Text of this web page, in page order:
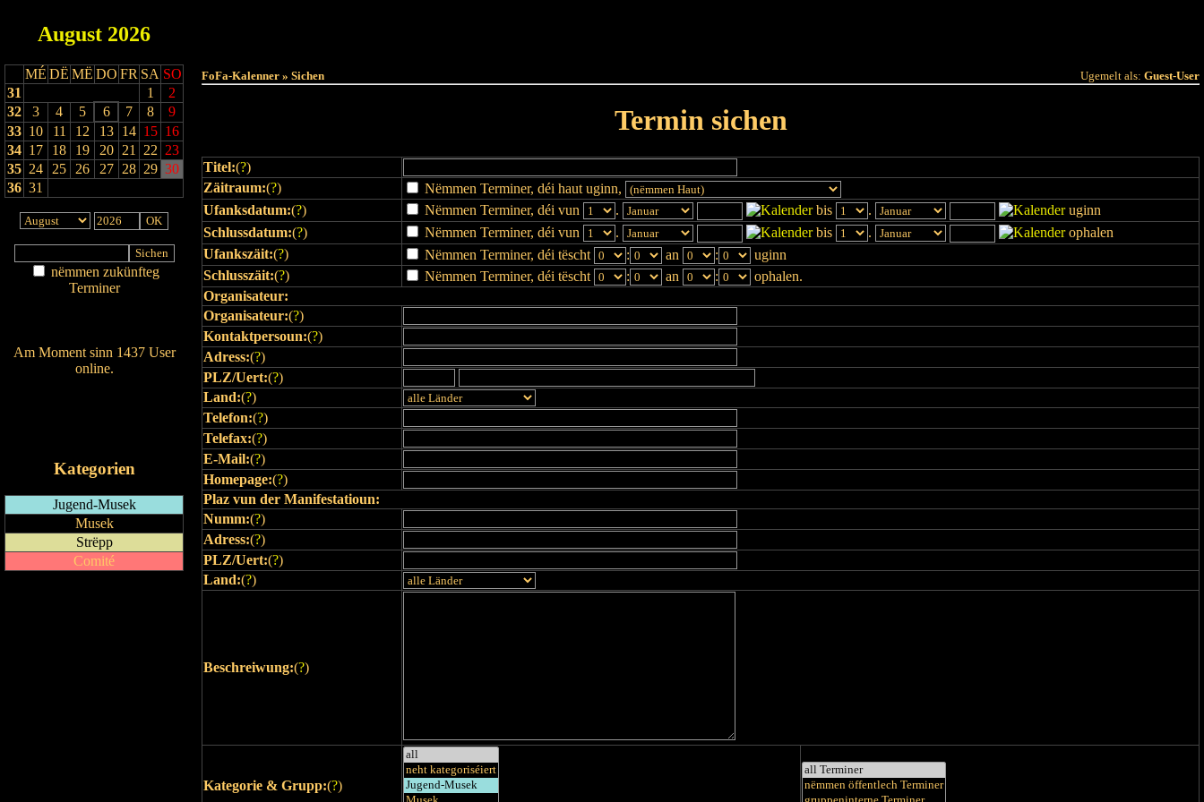
August 2026
MÉ DË MË DO FR SA SO
31
1
2
32
3 4 5 6 7 8
9
33 10 11 12 13 14 15 16
34 17 18 19 20 21 22 23
35 24 25 26 27 28 29 30
36 31
nëmmen zukünfteg
Terminer
Am Moment sinn 1437 User
online.
Kategorien
Jugend-Musek
Musek
Strëpp
Comité
FoFa-Kalenner » Sichen Ugemelt als: Guest-User
Termin sichen
Titel:(?)
Zäitraum:(?)
Nëmmen Terminer, déi haut uginn,
Ufanksdatum:(?) Nëmmen Terminer, déi vun . bis .
uginn
Schlussdatum:(?) Nëmmen Terminer, déi vun . bis .
ophalen
Ufankszäit:(?) Nëmmen Terminer, déi tëscht : an :
uginn
Schlusszäit:(?) Nëmmen Terminer, déi tëscht : an :
ophalen.
Organisateur:
Organisateur:(?)
Kontaktpersoun:(?)
Adress:(?)
PLZ/Uert:(?)
Land:(?)
Telefon:(?)
Telefax:(?)
E-Mail:(?)
Homepage:(?)
Plaz vun der Manifestatioun:
Numm:(?)
Adress:(?)
PLZ/Uert:(?)
Land:(?)
Beschreiwung:(?)
Kategorie & Grupp:(?)